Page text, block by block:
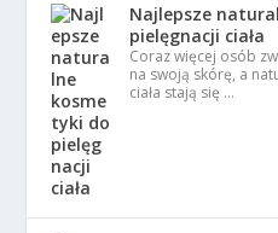
Najlepsze
pielęgnacji ciała
Coraz więcej osób
na swoją skórę, a
ciała stają się …